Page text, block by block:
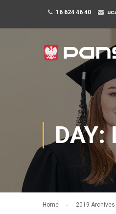
16 624 46 40
DAY:
Home 2019 Archives